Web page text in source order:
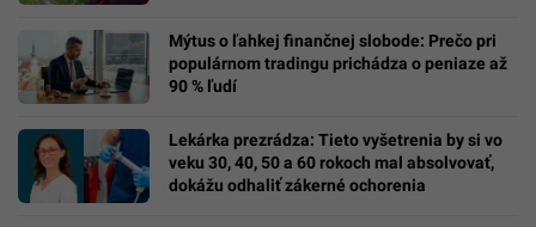
Mýtus o ľahkej finančnej slobode: Prečo pri
populárnom tradingu prichádza o peniaze až
90 % ľudí
Lekárka prezrádza: Tieto vyšetrenia by si vo
veku 30, 40, 50 a 60 rokoch mal absolvovať,
dokážu odhaliť zákerné ochorenia